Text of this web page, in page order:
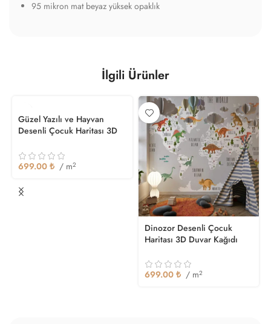
95 mikron mat beyaz yüksek opaklık
İlgili Ürünler
Güzel Yazılı ve Hayvan
Desenli Çocuk Haritası 3D
699.00 ₺ / m2
Dinozor Desenli Çocuk
Haritası 3D Duvar Kağıdı
699.00 ₺ / m2